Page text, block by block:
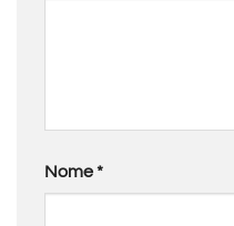
Nome*